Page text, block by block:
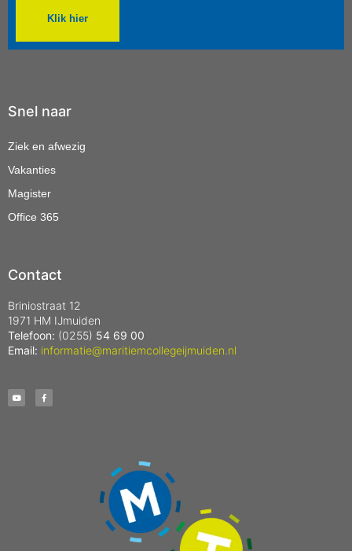
Klik hier
Snel naar
Ziek en afwezig
Vakanties
Magister
Office 365
Contact
Briniostraat 12
1971 HM IJmuiden
Telefoon: (0255) 54 69 00
Email: informatie@maritiemcollegeijmuiden.nl